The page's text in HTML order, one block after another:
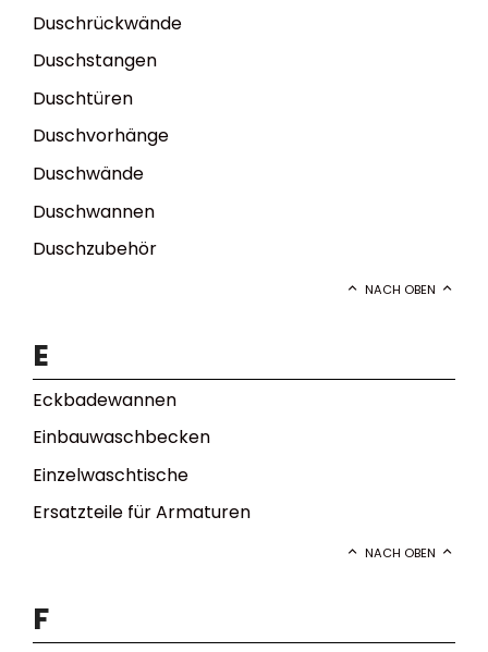
Duschrückwände
Duschstangen
Duschtüren
Duschvorhänge
Duschwände
Duschwannen
Duschzubehör
NACH OBEN
E
Eckbadewannen
Einbauwaschbecken
Einzelwaschtische
Ersatzteile für Armaturen
NACH OBEN
F